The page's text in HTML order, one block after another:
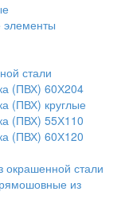
элементы
стали
(ПВХ) 60Х204
(ПВХ) круглые
(ПВХ) 55Х110
(ПВХ) 60Х120
окрашенной стали
из